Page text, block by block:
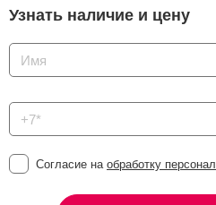
Узнать наличие и цену
Согласие на обработку